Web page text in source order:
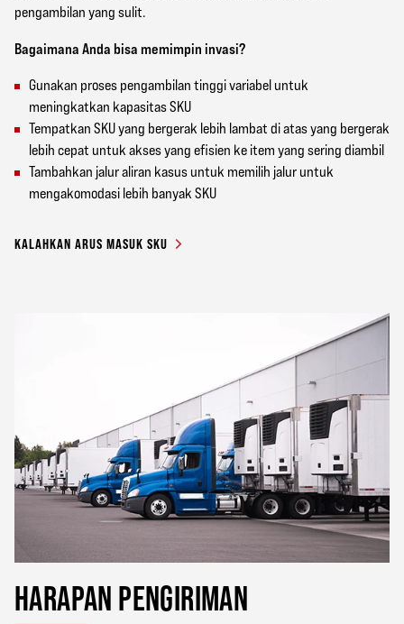
pengambilan yang sulit.
Bagaimana Anda bisa memimpin invasi?
Gunakan proses pengambilan tinggi variabel untuk
meningkatkan kapasitas SKU
Tempatkan SKU yang bergerak lebih lambat di atas yang bergerak
lebih cepat untuk akses yang efisien ke item yang sering diambil
Tambahkan jalur aliran kasus untuk memilih jalur untuk
mengakomodasi lebih banyak SKU
KALAHKAN ARUS MASUK SKU
HARAPAN PENGIRIMAN